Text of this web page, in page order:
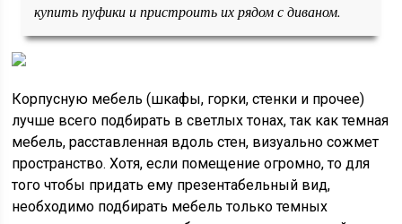
купить пуфики и пристроить их рядом с диваном.
Корпусную мебель (шкафы, горки, стенки и прочее)
лучше всего подбирать в светлых тонах, так как темная
мебель, расставленная вдоль стен, визуально сожмет
пространство. Хотя, если помещение огромно, то для
того чтобы придать ему презентабельный вид,
необходимо подбирать мебель только темных